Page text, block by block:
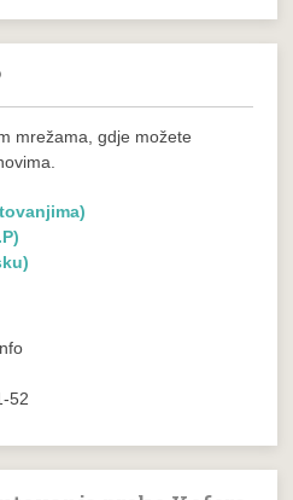
mrežama, gdje možete
52